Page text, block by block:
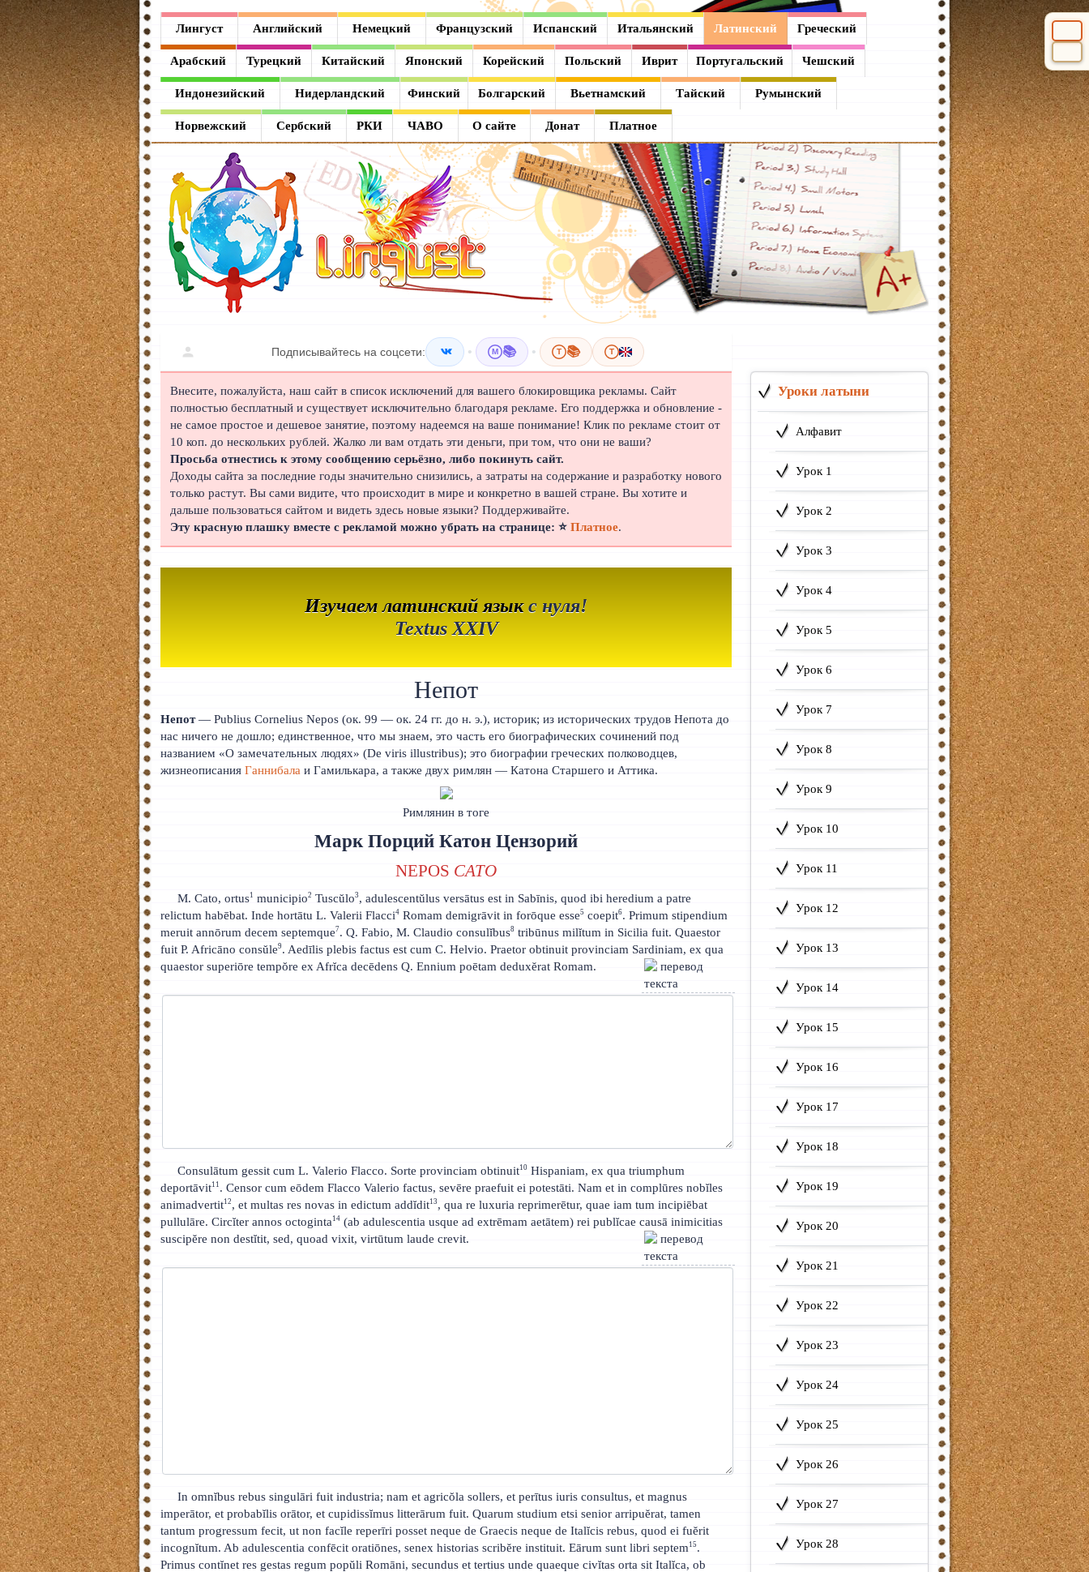
Лингуст Английский Немецкий Французский Испанский Итальянский Латинский Греческий
Арабский Турецкий Китайский Японский Корейский Польский Иврит Португальский Чешский
Индонезийский Нидерландский Финский Болгарский Вьетнамский Тайский Румынский
Норвежский Сербский РКИ ЧАВО О сайте Донат Платное
Подписывайтесь на соцсети: • M 📚 • T 📚 T
Внесите, пожалуйста, наш сайт в список исключений для вашего блокировщика рекламы. Сайт
полностью бесплатный и существует исключительно благодаря рекламе. Его поддержка и обновление -
не самое простое и дешевое занятие, поэтому надеемся на ваше понимание! Клик по рекламе стоит от
10 коп. до нескольких рублей. Жалко ли вам отдать эти деньги, при том, что они не ваши?
Просьба отнестись к этому сообщению серьёзно, либо покинуть сайт.
Доходы сайта за последние годы значительно снизились, а затраты на содержание и разработку нового
только растут. Вы сами видите, что происходит в мире и конкретно в вашей стране. Вы хотите и
дальше пользоваться сайтом и видеть здесь новые языки? Поддерживайте.
Эту красную плашку вместе с рекламой можно убрать на странице: ⭐Платное.
Изучаем латинский языкс нуля!
Textus XXIV
Непот
Непот— Publius Cornelius Nepos (ок. 99 — ок. 24 гг. до н. э.), историк; из исторических трудов Непота до
нас ничего не дошло; единственное, что мы знаем, это часть его биографических сочинений под
названием «О замечательных людях» (De viris illustribus); это биографии греческих полководцев,
жизнеописанияГаннибала и Гамилькара, а также двух римлян — Катона Старшего и Аттика.
Римлянин в тоге
Марк Порций Катон Цензорий
NEPOS CATO
М. Cato, ortus1 municipio2 Tuscŭlo3 , adulescentŭlus versātus est in Sabīnis, quod ibi heredium a patre
relictum habēbat. Inde hortātu L. Valerii Flacci4 Romam demigrāvit in forōque esse5 coepit6. Primum stipendium
meruit annōrum decem septemque7. Q. Fabio, M. Claudio consulĭbus8 tribūnus milĭtum in Sicilia fuit. Quaestor
fuit P. Africāno consŭle9 . Aedīlis plebis factus est cum C. Helvio. Praetor obtinuit provinciam Sardiniam, ex qua
quaestor superiōre tempŏre ex Afrĭca decēdens Q. Ennium poētam deduxĕrat Romam.
Consulātum gessit cum L. Valerio Flacco. Sorte provinciam obtinuit10 Hispaniam, ex qua triumphum
deportāvit11 . Censor cum eōdem Flacco Valerio factus, sevēre praefuit ei potestāti. Nam et in complūres nobĭles
animadvertit12 , et multas res novas in edictum addĭdit13 , qua re luxuria reprimerētur, quae iam tum incipiēbat
pullulāre. Circĭter annos octoginta 14 (ab adulescentia usque ad extrēmam aetātem) rei publĭcae causā inimicitias
suscipĕre non destĭtit, sed, quoad vixit, virtūtum laude crevit.
In omnĭbus rebus singulāri fuit industria; nam et agricŏla sollers, et perītus iuris consultus, et magnus
imperātor, et probabĭlis orātor, et cupidissĭmus litterārum fuit. Quarum studium etsi senior arripuĕrat, tamen
tantum progressum fecit, ut non facĭle reperīri posset neque de Graecis neque de Italĭcis rebus, quod ei fuĕrit
incognĭtum. Ab adulescentia confēcit oratiōnes, senex historias scribĕre instituit. Eārum sunt libri septem 15 .
Primus contĭnet res gestas regum popŭli Romāni, secundus et tertius unde quaeque civĭtas orta sit Italĭca, ob
Уроки латыни
Алфавит
Урок 1
Урок 2
Урок 3
Урок 4
Урок 5
Урок 6
Урок 7
Урок 8
Урок 9
Урок 10
Урок 11
Урок 12
Урок 13
Урок 14
Урок 15
Урок 16
Урок 17
Урок 18
Урок 19
Урок 20
Урок 21
Урок 22
Урок 23
Урок 24
Урок 25
Урок 26
Урок 27
Урок 28
Лингуст
Английский
Немецкий
Французский
Испанский
Итальянский
Латинский
Греческий
Арабский
Турецкий
Китайский
Японский
Корейский
Польский
Иврит
Португальский
Чешский
Индонезийский
Нидерландский
Финский
Болгарский
Вьетнамский
Тайский
Румынский
Норвежский
Сербский
РКИ
ЧАВО
О сайте
Донат
Платное